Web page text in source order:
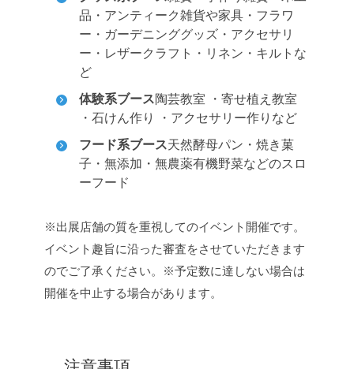
品・アンティーク雑貨や家具・フラワ
ー・ガーデニンググッズ・アクセサリ
ー・レザークラフト・リネン・キルトな
ど
体験系ブース陶芸教室 ・寄せ植え教室
・石けん作り ・アクセサリー作りなど
フード系ブース天然酵母パン・焼き菓
子・無添加・無農薬有機野菜などのスロ
ーフード
※出展店舗の質を重視してのイベント開催です。
イベント趣旨に沿った審査をさせていただきます
のでご了承ください。
※予定数に達しない場合は
開催を中止する場合があります。